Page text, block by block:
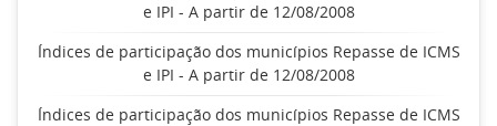
e IPI - A partir de 12/08/2008
Índices de participação dos municípios Repasse de ICMS
e IPI - A partir de 12/08/2008
Índices de participação dos municípios Repasse de ICMS